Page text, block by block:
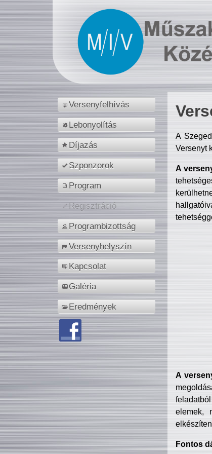
Versenyfelhívás
Lebonyolítás
Díjazás
Szponzorok
Program
Regisztráció
Programbizottság
Versenyhelyszín
Kapcsolat
Galéria
Eredmények
A
Versenyt
A
A
elemek,
Fontos